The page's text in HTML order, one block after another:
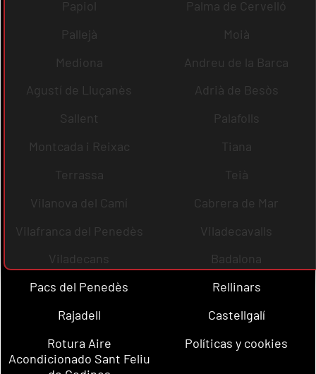
Papiol
Palma de Cervelló
Pallejà
Moià
Mediona
Andreu de la Barca
Agustí de Lluçanès
Adrià de Besòs
Sallent
Palafolls
Montcada i Reixac
Tiana
Terrassa
Teià
Vilanova del Camí
Cabrera de Mar
Vilafranca del Penedès
Viladecavalls
Viladecans
Badalona
Pacs del Penedès
Rellinars
Rajadell
Castellgalí
Rotura Aire
Acondicionado Sant Feliu
Políticas y cookies